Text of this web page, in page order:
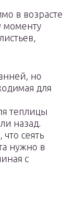
в возрасте
моменту
но
для
теплицы
назад.
сеять
нужно в
с